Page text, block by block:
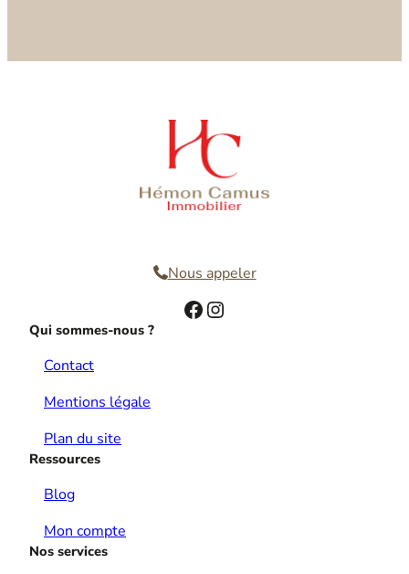
Nous appeler
Facebook Instagram
Qui sommes-nous ?
Contact
Mentions légale
Plan du site
Ressources
Blog
Mon compte
Nos services